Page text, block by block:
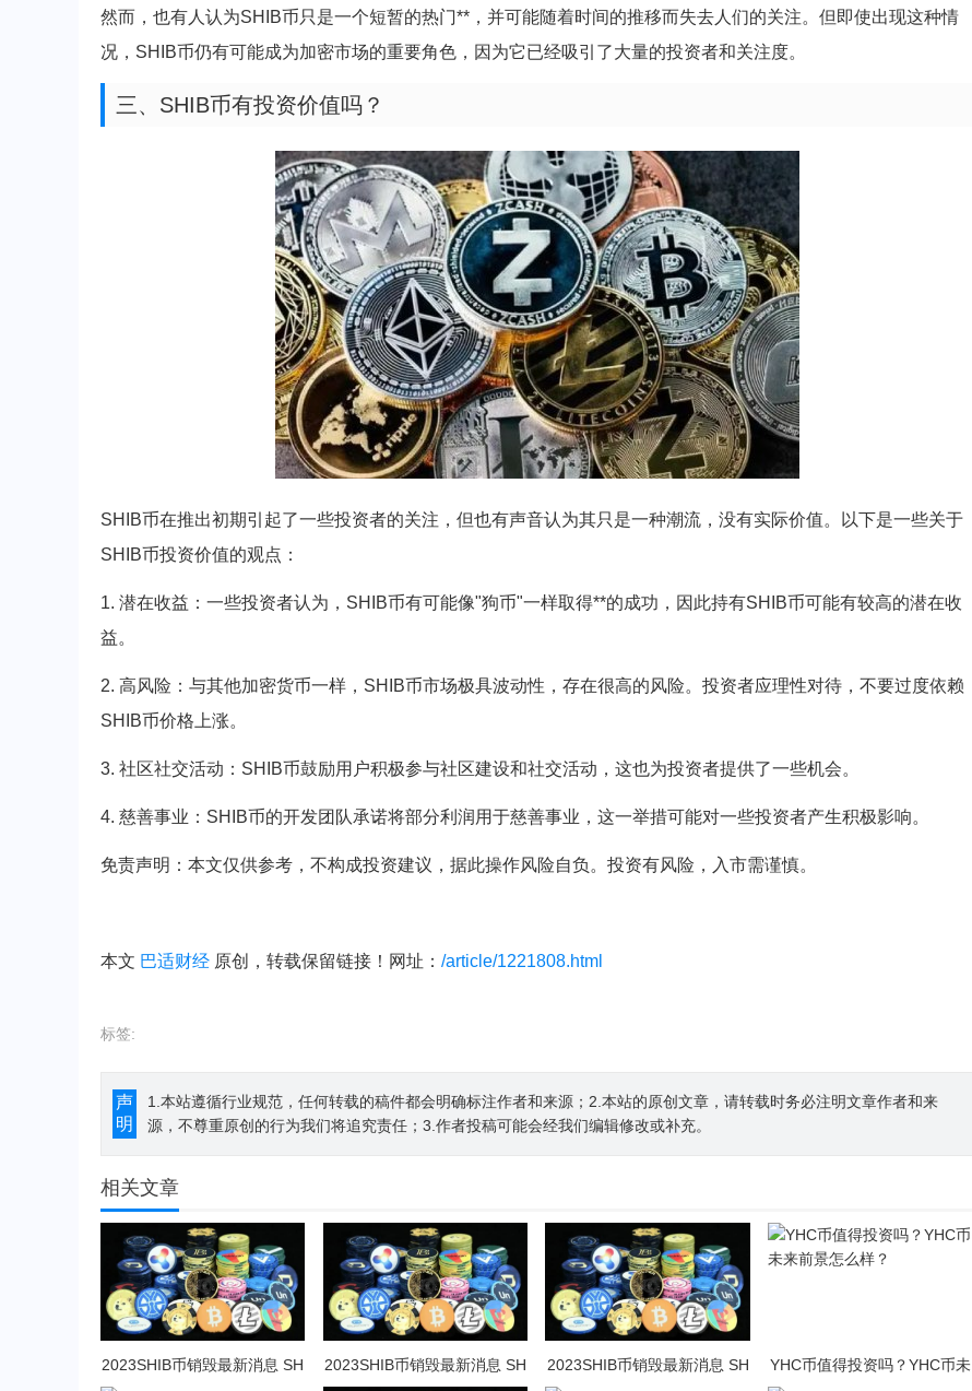
然而，也有人认为SHIB币只是一个短暂的热门**，并可能随着时间的推移而失去人们的关注。但即使出现这种情
况，SHIB币仍有可能成为加密市场的重要角色，因为它已经吸引了大量的投资者和关注度。
三、SHIB币有投资价值吗？
SHIB币在推出初期引起了一些投资者的关注，但也有声音认为其只是一种潮流，没有实际价值。以下是一些关于
SHIB币投资价值的观点：
1. 潜在收益：一些投资者认为，SHIB币有可能像"狗币"一样取得**的成功，因此持有SHIB币可能有较高的潜在收
益。
2. 高风险：与其他加密货币一样，SHIB币市场极具波动性，存在很高的风险。投资者应理性对待，不要过度依赖
SHIB币价格上涨。
3. 社区社交活动：SHIB币鼓励用户积极参与社区建设和社交活动，这也为投资者提供了一些机会。
4. 慈善事业：SHIB币的开发团队承诺将部分利润用于慈善事业，这一举措可能对一些投资者产生积极影响。
免责声明：本文仅供参考，不构成投资建议，据此操作风险自负。投资有风险，入市需谨慎。
本文 巴适财经 原创，转载保留链接！网址： /article/1221808.html
标签:
声
明
1.本站遵循行业规范，任何转载的稿件都会明确标注作者和来源；2.本站的原创文章，请转载时务必注明文章作者和来
源，不尊重原创的行为我们将追究责任；3.作者投稿可能会经我们编辑修改或补充。
相关文章
2023SHIB币销毁最新消息 SH
2023SHIB币销毁最新消息 SH
IB币未来前景怎么样？
2023SHIB币销毁最新消息 SH
YHC币值得投资吗？YHC币未